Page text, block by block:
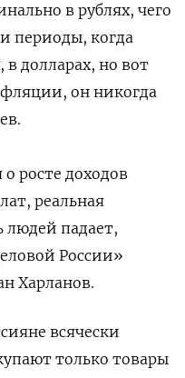
в рублях, чего
периоды, когда
долларах, но вот
он никогда
росте доходов
реальная
людей падает,
России»
Харланов.
всячески
только товары